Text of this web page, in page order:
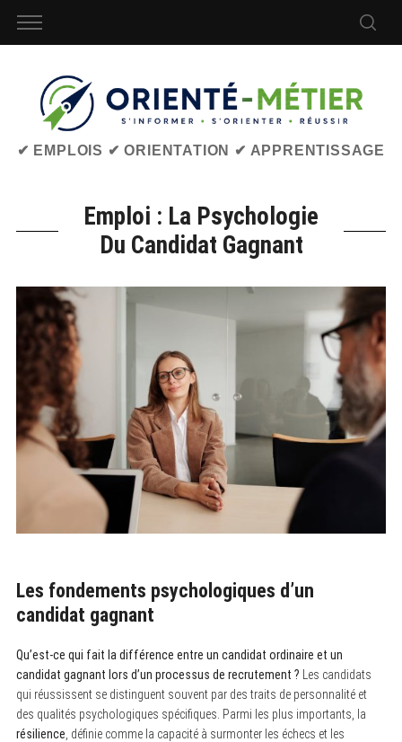
✔ EMPLOIS ✔ ORIENTATION ✔ APPRENTISSAGE
Emploi : La Psychologie
Du Candidat Gagnant
Les fondements psychologiques d’un
candidat gagnant
Qu’est-ce qui fait la différence entre un candidat ordinaire et un
candidat gagnant lors d’un processus de recrutement ? Les candidats
qui réussissent se distinguent souvent par des traits de personnalité et
des qualités psychologiques spécifiques. Parmi les plus importants, la
résilience , définie comme la capacité à surmonter les échecs et les